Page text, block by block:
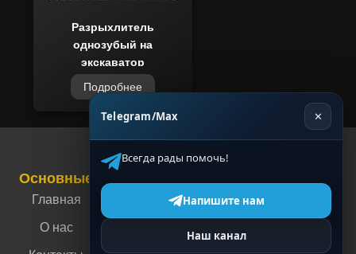
Разрыхлитель
однозубый на
экскаватор
Подробнее
Основные
Главная
О нас
г. Москва, ул.
Энергетическая,
Telegram/Max ✕
Всегда рады помочь!
Напишите нам
Наш канал